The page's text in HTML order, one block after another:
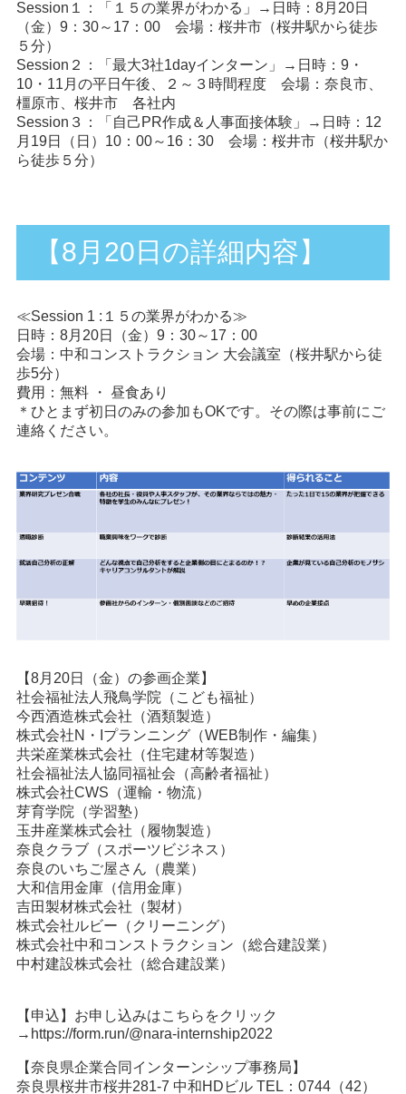
Session１：「１５の業界がわかる」→日時：8月20日
（金）9：30～17：00 会場：桜井市（桜井駅から徒歩
５分）
Session２：「最大3社1dayインターン」→日時：9・
10・11月の平日午後、２～３時間程度 会場：奈良市、
橿原市、桜井市 各社内
Session３：「自己PR作成＆人事面接体験」→日時：12
月19日（日）10：00～16：30 会場：桜井市（桜井駅か
ら徒歩５分）
【8月20日の詳細内容】
≪Session 1 :１５の業界がわかる≫
日時：8月20日（金）9：30～17：00
会場：中和コンストラクション 大会議室（桜井駅から徒
歩5分）
費用：無料 ・ 昼食あり
＊ひとまず初日のみの参加もOKです。その際は事前にご
連絡ください。
【8月20日（金）の参画企業】
社会福祉法人飛鳥学院（こども福祉）
今西酒造株式会社（酒類製造）
株式会社N・Iプランニング（WEB制作・編集）
共栄産業株式会社（住宅建材等製造）
社会福祉法人協同福祉会（高齢者福祉）
株式会社CWS（運輸・物流）
芽育学院（学習塾）
玉井産業株式会社（履物製造）
奈良クラブ（スポーツビジネス）
奈良のいちご屋さん（農業）
大和信用金庫（信用金庫）
吉田製材株式会社（製材）
株式会社ルビー（クリーニング）
株式会社中和コンストラクション（総合建設業）
中村建設株式会社（総合建設業）
【申込】お申し込みはこちらをクリック
→ https://form.run/@nara-internship2022
【奈良県企業合同インターンシップ事務局】
奈良県桜井市桜井281-7 中和HDビル TEL：0744（42）